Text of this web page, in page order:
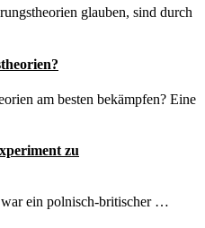
glauben, sind durch
am besten bekämpfen? Eine
zu
ein polnisch-britischer …